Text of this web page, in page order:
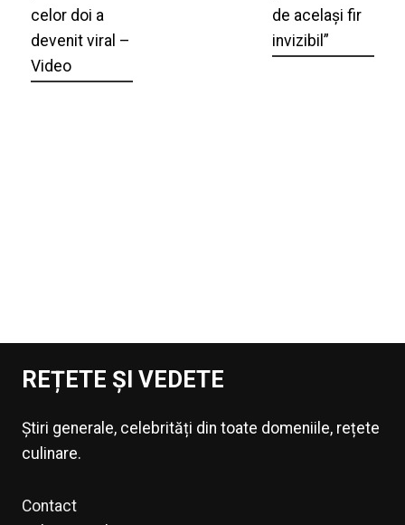
celor doi a
devenit viral –
Video
de același fir
invizibil”
REȚETE ȘI VEDETE
Știri generale, celebrități din toate domeniile, rețete
culinare.
Contact